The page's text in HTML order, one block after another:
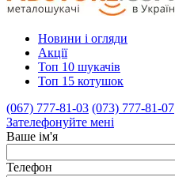
Новини і огляди
Акції
Топ 10 шукачів
Топ 15 котушок
(067) 777-81-03 (073) 777-81-07
Зателефонуйте мені
Ваше ім'я
Телефон